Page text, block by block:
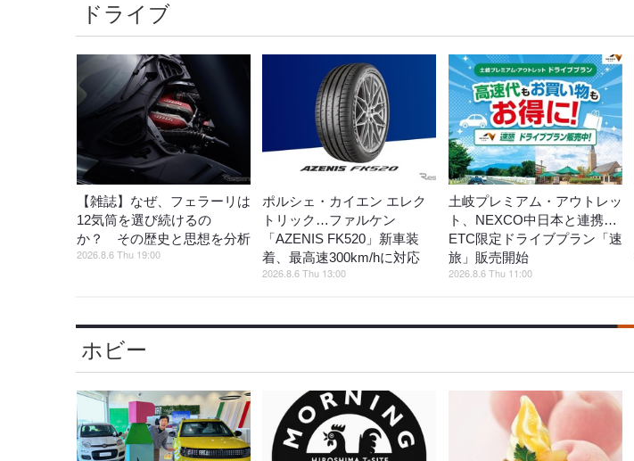
ドライブ
【雑誌】なぜ、フェラーリは
12気筒を選び続けるの
か？ その歴史と思想を分析
2026.8.6 Thu 19:00
ポルシェ・カイエン エレク
トリック…ファルケン
「AZENIS FK520」新車装
着、最高速300km/hに対応
2026.8.6 Thu 13:00
土岐プレミアム・アウトレッ
ト、NEXCO中日本と連携…
ETC限定ドライブプラン「速
旅」販売開始
2026.8.6 Thu 11:00
ホビー